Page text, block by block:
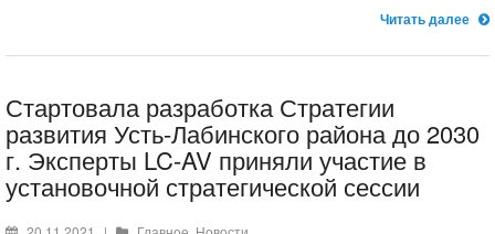
Читать далее
Стартовала разработка Стратегии
развития Усть-Лабинского района до 2030
г. Эксперты LC-AV приняли участие в
установочной стратегической сессии